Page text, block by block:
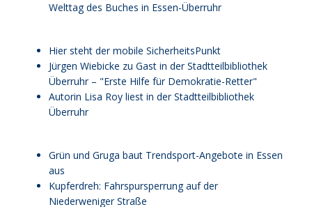
Welttag des Buches in Essen-Überruhr
Hier steht der mobile SicherheitsPunkt
Jürgen Wiebicke zu Gast in der Stadtteilbibliothek
Überruhr – "Erste Hilfe für Demokratie-Retter"
Autorin Lisa Roy liest in der Stadtteilbibliothek
Überruhr
Grün und Gruga baut Trendsport-Angebote in Essen
aus
Kupferdreh: Fahrspursperrung auf der
Niederweniger Straße